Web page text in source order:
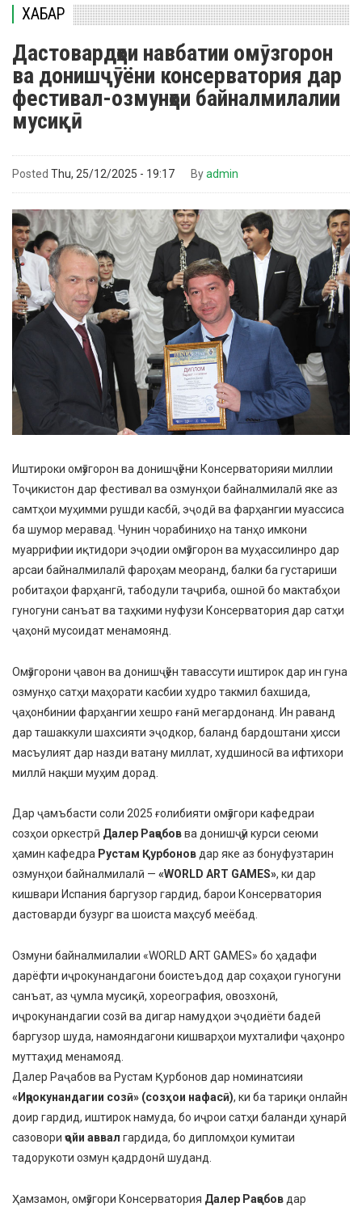
ХАБАР
Дастовардҳои навбатии омӯзгорон
ва донишҷӯёни консерватория дар
фестивал-озмунҳои байналмилалии
мусиқӣ
Posted Thu, 25/12/2025 - 19:17 Byadmin
Иштироки омӯзгорон ва донишҷӯёни Консерваторияи миллии
Тоҷикистон дар фестивал ва озмунҳои байналмилалӣ яке аз
самтҳои муҳимми рушди касбӣ, эҷодӣ ва фарҳангии муассиса
ба шумор меравад. Чунин чорабиниҳо на танҳо имкони
муаррифии иқтидори эҷодии омӯзгорон ва муҳассилинро дар
арсаи байналмилалӣ фароҳам меоранд, балки ба густариши
робитаҳои фарҳангӣ, табодули таҷриба, ошноӣ бо мактабҳои
гуногуни санъат ва таҳкими нуфузи Консерватория дар сатҳи
ҷаҳонӣ мусоидат менамоянд.
Омӯзгорони ҷавон ва донишҷӯён тавассути иштирок дар ин гуна
озмунҳо сатҳи маҳорати касбии худро такмил бахшида,
ҷаҳонбинии фарҳангии хешро ғанӣ мегардонанд. Ин раванд
дар ташаккули шахсияти эҷодкор, баланд бардоштани ҳисси
масъулият дар назди ватану миллат, худшиносӣ ва ифтихори
миллӣ нақши муҳим дорад.
Дар ҷамъбасти соли 2025 ғолибияти омӯзгори кафедраи
созҳои оркестрӣ Далер Раҷабовва донишҷӯи курси сеюми
ҳамин кафедра Рустам Қурбоновдар яке аз бонуфузтарин
озмунҳои байналмилалӣ — «WORLD ART GAMES», ки дар
кишвари Испания баргузор гардид, барои Консерватория
дастоварди бузург ва шоиста маҳсуб меёбад.
Озмуни байналмилалии «WORLD ART GAMES» бо ҳадафи
дарёфти иҷрокунандагони боистеъдод дар соҳаҳои гуногуни
санъат, аз ҷумла мусиқӣ, хореография, овозхонӣ,
иҷрокунандагии созӣ ва дигар намудҳои эҷодиёти бадеӣ
баргузор шуда, намояндагони кишварҳои мухталифи ҷаҳонро
муттаҳид менамояд.
Далер Раҷабов ва Рустам Қурбонов дар номинатсияи
«Иҷрокунандагии созӣ» (созҳои нафасӣ), ки ба тариқи онлайн
доир гардид, иштирок намуда, бо иҷрои сатҳи баланди ҳунарӣ
сазовори ҷойи аввал гардида, бо дипломҳои кумитаи
тадорукоти озмун қадрдонӣ шуданд.
Ҳамзамон, омӯзгори Консерватория Далер Раҷабов дар